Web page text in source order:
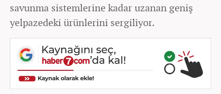
savunma sistemlerine kadar uzanan geniş
yelpazedeki ürünlerini sergiliyor.